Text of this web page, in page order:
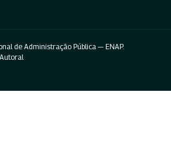
de Administração Pública — ENAP.